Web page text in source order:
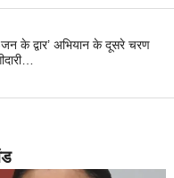
के द्वार’ अभियान के दूसरे चरण